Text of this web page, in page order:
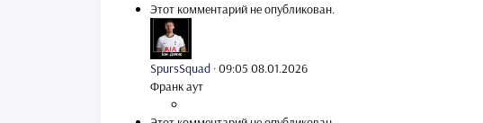
Этот комментарий не опубликован.
SpursSquad ·09:05 08.01.2026
Франк аут